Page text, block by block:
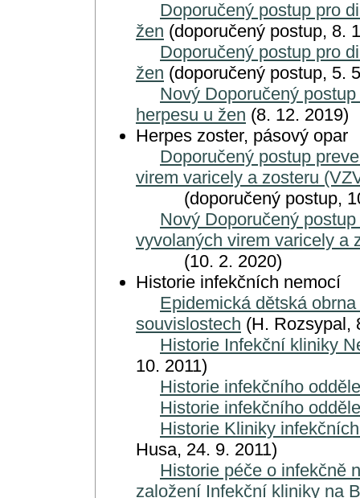
Doporučený postup pro
žen (doporučený postup, 8.
Doporučený postup pro
žen (doporučený postup, 5.
Nový Doporučený
herpesu u žen (8. 12. 2019)
Herpes zoster, pásový opar
Doporučený postup
virem varicely a zosteru
(doporučený postup,
Nový Doporučený
vyvolaných virem varicely a
(10. 2. 2020)
Historie infekčních nemocí
Epidemická dětská
souvislostech (H. Rozsypal,
Historie Infekční kliniky
10. 2011)
Historie infekčního
Historie infekčního
Historie Kliniky
Husa, 24. 9. 2011)
Historie péče o infekčně
založení Infekční kliniky na